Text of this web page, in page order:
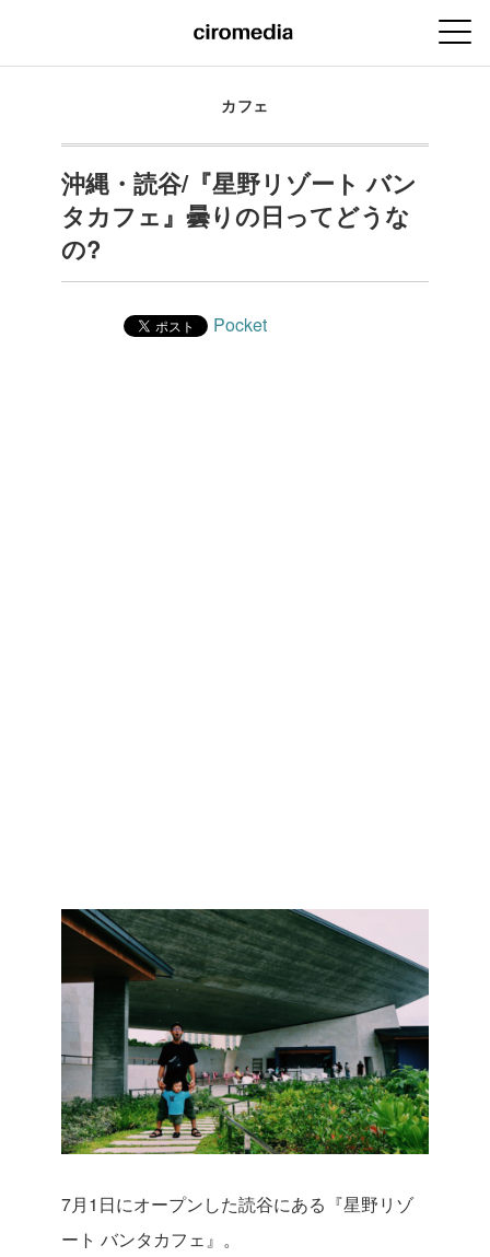
カフェ
沖縄・読谷/『星野リゾート バン
タカフェ』曇りの日ってどうな
の?
Pocket
7月1日にオープンした読谷にある『星野リゾ
ート バンタカフェ』。